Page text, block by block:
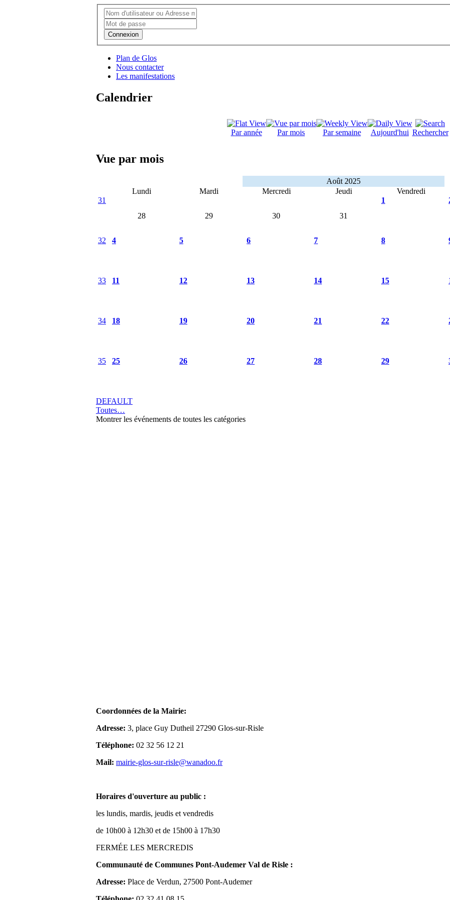
Connexion
Plan de Glos
Nous contacter
Les manifestations
Calendrier
Par année Par mois Par semaine Aujourd'hui Rechercher
Vue par mois
Août 2025
Lundi
Mardi Mercredi Jeudi Vendredi
31
28
29 30 31
1
32 4 5 6 7 8
33 11 12 13 14 15
34 18 19 20 21 22
35 25 26 27 28 29
DEFAULT
Toutes…
Montrer les événements de toutes les catégories
Coordonnées de la Mairie:
Adresse: 3, place Guy Dutheil 27290 Glos-sur-Risle
Téléphone: 02 32 56 12 21
Mail: mairie-glos-sur-risle@wanadoo.fr
Horaires d'ouverture au public :
les lundis, mardis, jeudis et vendredis
de 10h00 à 12h30 et de 15h00 à 17h30
FERMÉE LES MERCREDIS
Communauté de Communes Pont-Audemer Val de Risle :
Adresse: Place de Verdun, 27500 Pont-Audemer